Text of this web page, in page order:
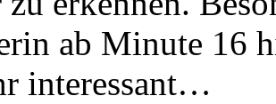
ab Minute 16
interessant…